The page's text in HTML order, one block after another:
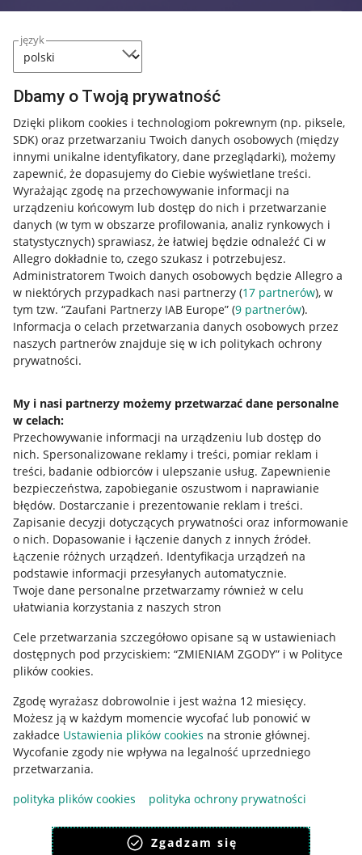
język
Dbamy o Twoją prywatność
Dzięki plikom cookies i technologiom pokrewnym (np. piksele,
SDK) oraz przetwarzaniu Twoich danych osobowych (między
innymi unikalne identyfikatory, dane przeglądarki), możemy
zapewnić, że dopasujemy do Ciebie wyświetlane treści.
Wyrażając zgodę na przechowywanie informacji na
urządzeniu końcowym lub dostęp do nich i przetwarzanie
danych (w tym w obszarze profilowania, analiz rynkowych i
statystycznych) sprawiasz, że łatwiej będzie odnaleźć Ci w
Allegro dokładnie to, czego szukasz i potrzebujesz.
Administratorem Twoich danych osobowych będzie Allegro a
w niektórych przypadkach nasi partnerzy (17 partnerów), w
tym tzw. “Zaufani Partnerzy IAB Europe” (9 partnerów).
Informacja o celach przetwarzania danych osobowych przez
naszych partnerów znajduje się w ich politykach ochrony
prywatności.
My i nasi partnerzy możemy przetwarzać dane personalne
w celach:
Przechowywanie informacji na urządzeniu lub dostęp do
nich. Spersonalizowane reklamy i treści, pomiar reklam i
treści, badanie odbiorców i ulepszanie usług. Zapewnienie
bezpieczeństwa, zapobieganie oszustwom i naprawianie
błędów. Dostarczanie i prezentowanie reklam i treści.
Zapisanie decyzji dotyczących prywatności oraz informowanie
o nich. Dopasowanie i łączenie danych z innych źródeł.
Łączenie różnych urządzeń. Identyfikacja urządzeń na
podstawie informacji przesyłanych automatycznie.
Twoje dane personalne przetwarzamy również w celu
ułatwiania korzystania z naszych stron
Cele przetwarzania szczegółowo opisane są w ustawieniach
dostępnych pod przyciskiem: “ZMIENIAM ZGODY” i w Polityce
plików cookies.
Zgodę wyrażasz dobrowolnie i jest ważna 12 miesięcy.
Możesz ją w każdym momencie wycofać lub ponowić w
zakładce Ustawienia plików cookies na stronie głównej.
Wycofanie zgody nie wpływa na legalność uprzedniego
przetwarzania.
polityka plików cookies
polityka ochrony prywatności
Zgadzam się
Przydatne informacje
Jak to działa
Allegro Gadane dla sprzedających
Allegro Gadane dla kupujących
Mapa miejscowości
Informacje prawne
Regulamin
Polityka plików "cookies"
Ustawienia plików "cookies"
Udostępnianie lokalizacji
Informacje dla Aktu o Usługach Cyfrowych
Pobierz aplikację